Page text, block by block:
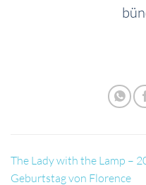
The Lady with the Lamp –
Geburtstag von Florence